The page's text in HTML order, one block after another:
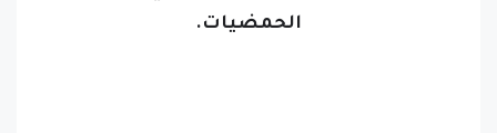
الحمضيات.